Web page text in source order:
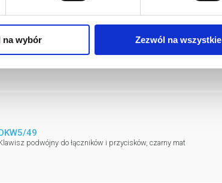
na wybór Zezwól na wszystkie
48
Klawisz podwójny do łączników i przycisków, antracyt, metalizowany
49
podwójny do łączników i przycisków, czarny mat